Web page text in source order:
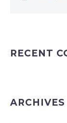
RECENT
ARCHIVES